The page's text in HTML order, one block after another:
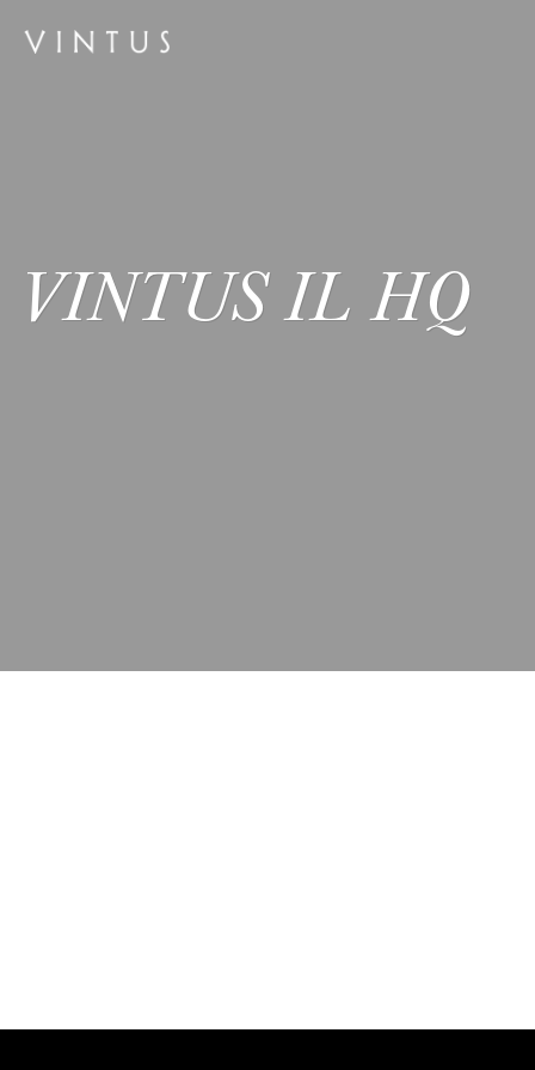
VINTUS IL HQ